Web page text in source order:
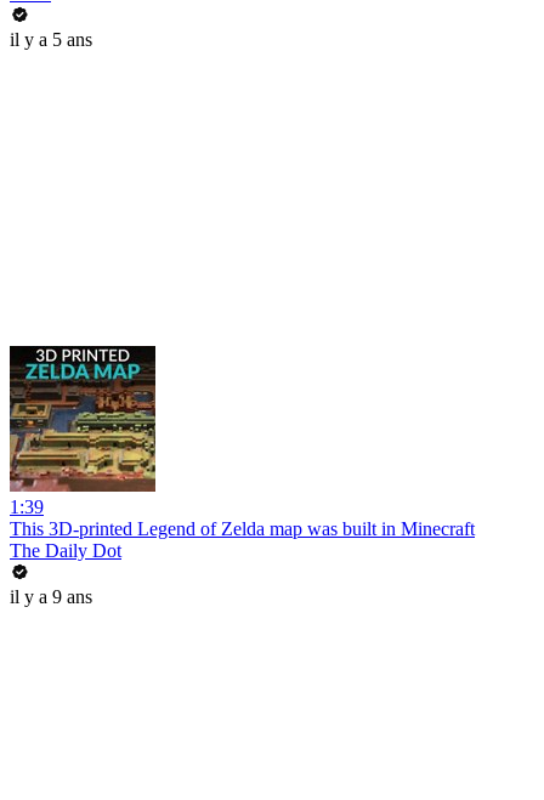
il y a 5 ans
1:39
This 3D-printed Legend of Zelda map was built in Minecraft
The Daily Dot
il y a 9 ans